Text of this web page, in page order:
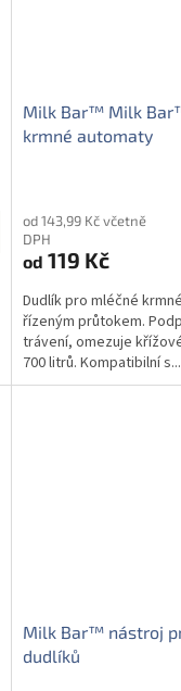
Milk Bar™ Milk
krmné automaty
od 143,99 Kč včetně
DPH
od 119 Kč
Dudlík pro mléčné
řízeným průtokem.
trávení, omezuje
700 litrů. Kompatibilní s...
Milk Bar™ nástroj
dudlíků